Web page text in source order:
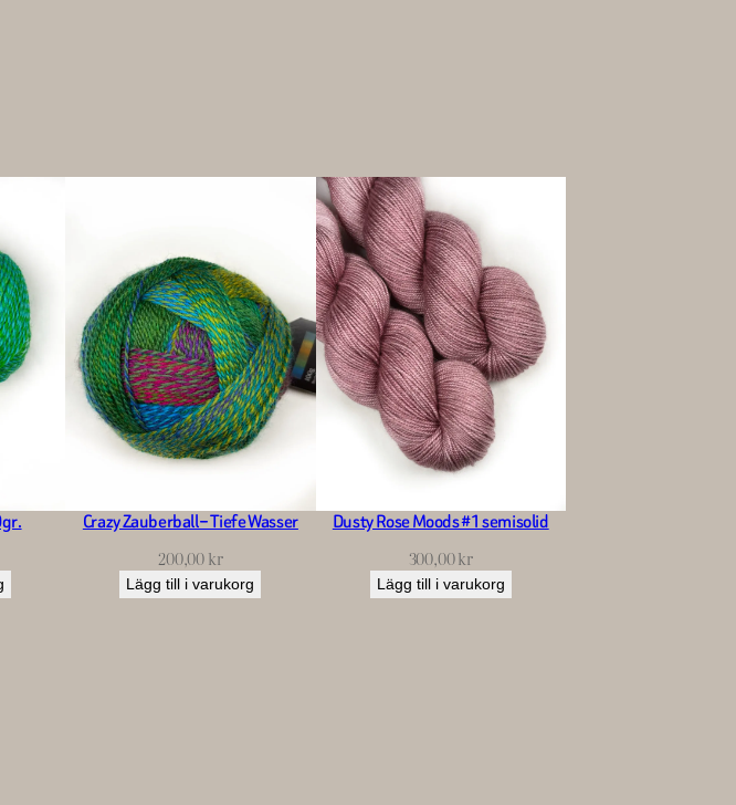
Crazy Zauberball – Tiefe Wasser
200,00kr
Lägg till i varukorg
Dusty Rose Moods #1 semisolid
300,00kr
Lägg till i varukorg